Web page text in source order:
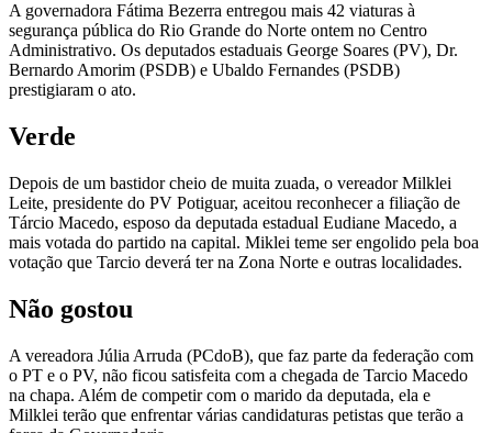
A governadora Fátima Bezerra entregou mais 42 viaturas à
segurança pública do Rio Grande do Norte ontem no Centro
Administrativo. Os deputados estaduais George Soares (PV), Dr.
Bernardo Amorim (PSDB) e Ubaldo Fernandes (PSDB)
prestigiaram o ato.
Verde
Depois de um bastidor cheio de muita zuada, o vereador Milklei
Leite, presidente do PV Potiguar, aceitou reconhecer a filiação de
Tárcio Macedo, esposo da deputada estadual Eudiane Macedo, a
mais votada do partido na capital. Miklei teme ser engolido pela boa
votação que Tarcio deverá ter na Zona Norte e outras localidades.
Não gostou
A vereadora Júlia Arruda (PCdoB), que faz parte da federação com
o PT e o PV, não ficou satisfeita com a chegada de Tarcio Macedo
na chapa. Além de competir com o marido da deputada, ela e
Milklei terão que enfrentar várias candidaturas petistas que terão a